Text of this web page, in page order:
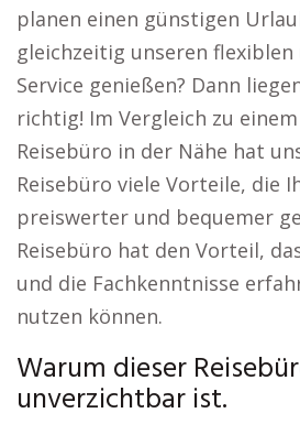
planen einen günstigen
gleichzeitig unseren flexiblen
Service genießen? Dann
richtig! Im Vergleich zu
Reisebüro in der Nähe hat
Reisebüro viele Vorteile, die
preiswerter und bequemer
Reisebüro hat den Vorteil,
und die Fachkenntnisse
nutzen können.
Warum dieser
unverzichtbar ist.